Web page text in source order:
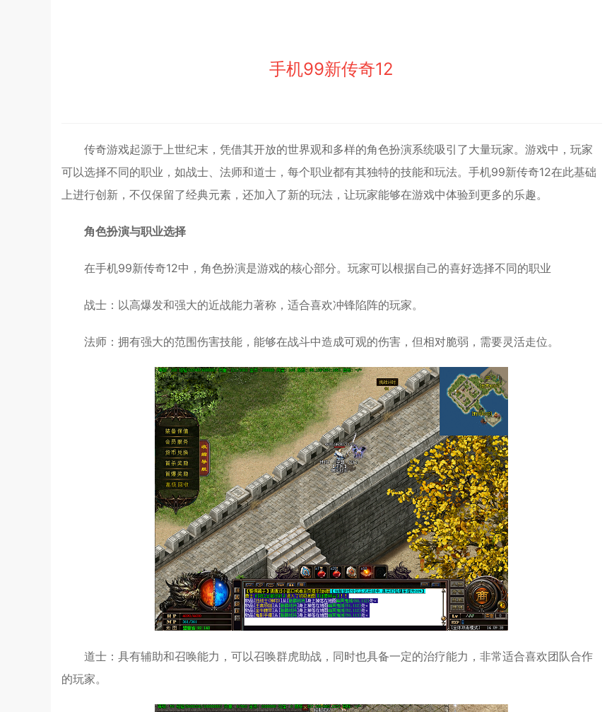
手机99新传奇12
传奇游戏起源于上世纪末，凭借其开放的世界观和多样的角色扮演系统吸引了大量玩家。游戏中，玩家
可以选择不同的职业，如战士、法师和道士，每个职业都有其独特的技能和玩法。手机99新传奇12在此基础
上进行创新，不仅保留了经典元素，还加入了新的玩法，让玩家能够在游戏中体验到更多的乐趣。
角色扮演与职业选择
在手机99新传奇12中，角色扮演是游戏的核心部分。玩家可以根据自己的喜好选择不同的职业
战士：以高爆发和强大的近战能力著称，适合喜欢冲锋陷阵的玩家。
法师：拥有强大的范围伤害技能，能够在战斗中造成可观的伤害，但相对脆弱，需要灵活走位。
道士：具有辅助和召唤能力，可以召唤群虎助战，同时也具备一定的治疗能力，非常适合喜欢团队合作
的玩家。